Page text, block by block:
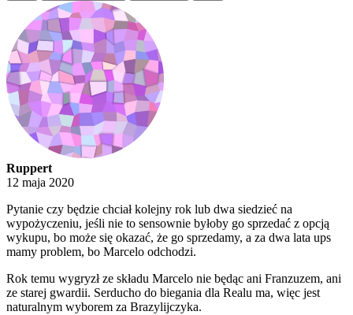
Ruppert
12 maja 2020
Pytanie czy będzie chciał kolejny rok lub dwa siedzieć na
wypożyczeniu, jeśli nie to sensownie byłoby go sprzedać z opcją
wykupu, bo może się okazać, że go sprzedamy, a za dwa lata ups
mamy problem, bo Marcelo odchodzi.
Rok temu wygryzł ze składu Marcelo nie będąc ani Franzuzem, ani
ze starej gwardii. Serducho do biegania dla Realu ma, więc jest
naturalnym wyborem za Brazylijczyka.